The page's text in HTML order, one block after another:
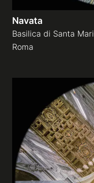
Navata
Basilica di Santa
Roma